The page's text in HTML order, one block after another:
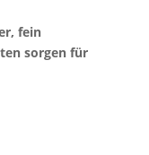
fein
sorgen für